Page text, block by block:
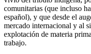
comunitarias (que incluso
español), y que desde el
mercado internacional y al
explotación de materia
trabajo.